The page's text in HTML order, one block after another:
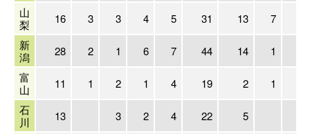
山
梨
16 3 3 4 5 31 13 7
新
潟
28 2 1 6 7 44 14 1
富
山
11 1 2 1 4 19 2 1
石
川
13 3 2 4 22 5